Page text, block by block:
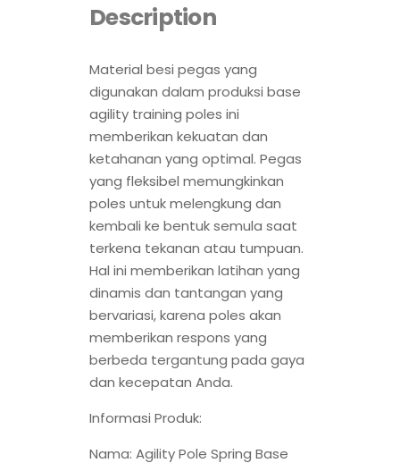
Description
Material besi pegas yang
digunakan dalam produksi base
agility training poles ini
memberikan kekuatan dan
ketahanan yang optimal. Pegas
yang fleksibel memungkinkan
poles untuk melengkung dan
kembali ke bentuk semula saat
terkena tekanan atau tumpuan.
Hal ini memberikan latihan yang
dinamis dan tantangan yang
bervariasi, karena poles akan
memberikan respons yang
berbeda tergantung pada gaya
dan kecepatan Anda.
Informasi Produk:
Nama: Agility Pole Spring Base